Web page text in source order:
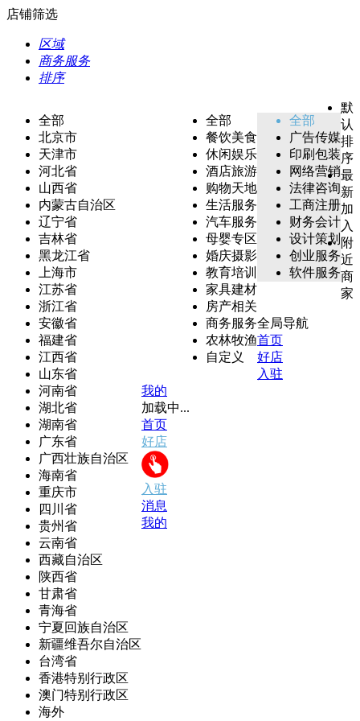
店铺筛选
区域
商务服务
排序
全部
北京市
天津市
河北省
山西省
内蒙古自治区
辽宁省
吉林省
黑龙江省
上海市
江苏省
浙江省
安徽省
福建省
江西省
山东省
河南省
湖北省
湖南省
广东省
广西壮族自治区
海南省
重庆市
四川省
贵州省
云南省
西藏自治区
陕西省
甘肃省
青海省
宁夏回族自治区
新疆维吾尔自治区
台湾省
香港特别行政区
澳门特别行政区
海外
全部
餐饮美食
休闲娱乐
酒店旅游
购物天地
生活服务
汽车服务
母婴专区
婚庆摄影
教育培训
家具建材
房产相关
商务服务
农林牧渔
自定义
全部
广告传媒
印刷包装
网络营销
法律咨询
工商注册
财务会计
设计策划
创业服务
软件服务
默
认
排
序
最
新
加
入
附
近
商
家
全局导航
首页
好店
入驻
我的
加载中...
首页
好店
入驻
消息
我的